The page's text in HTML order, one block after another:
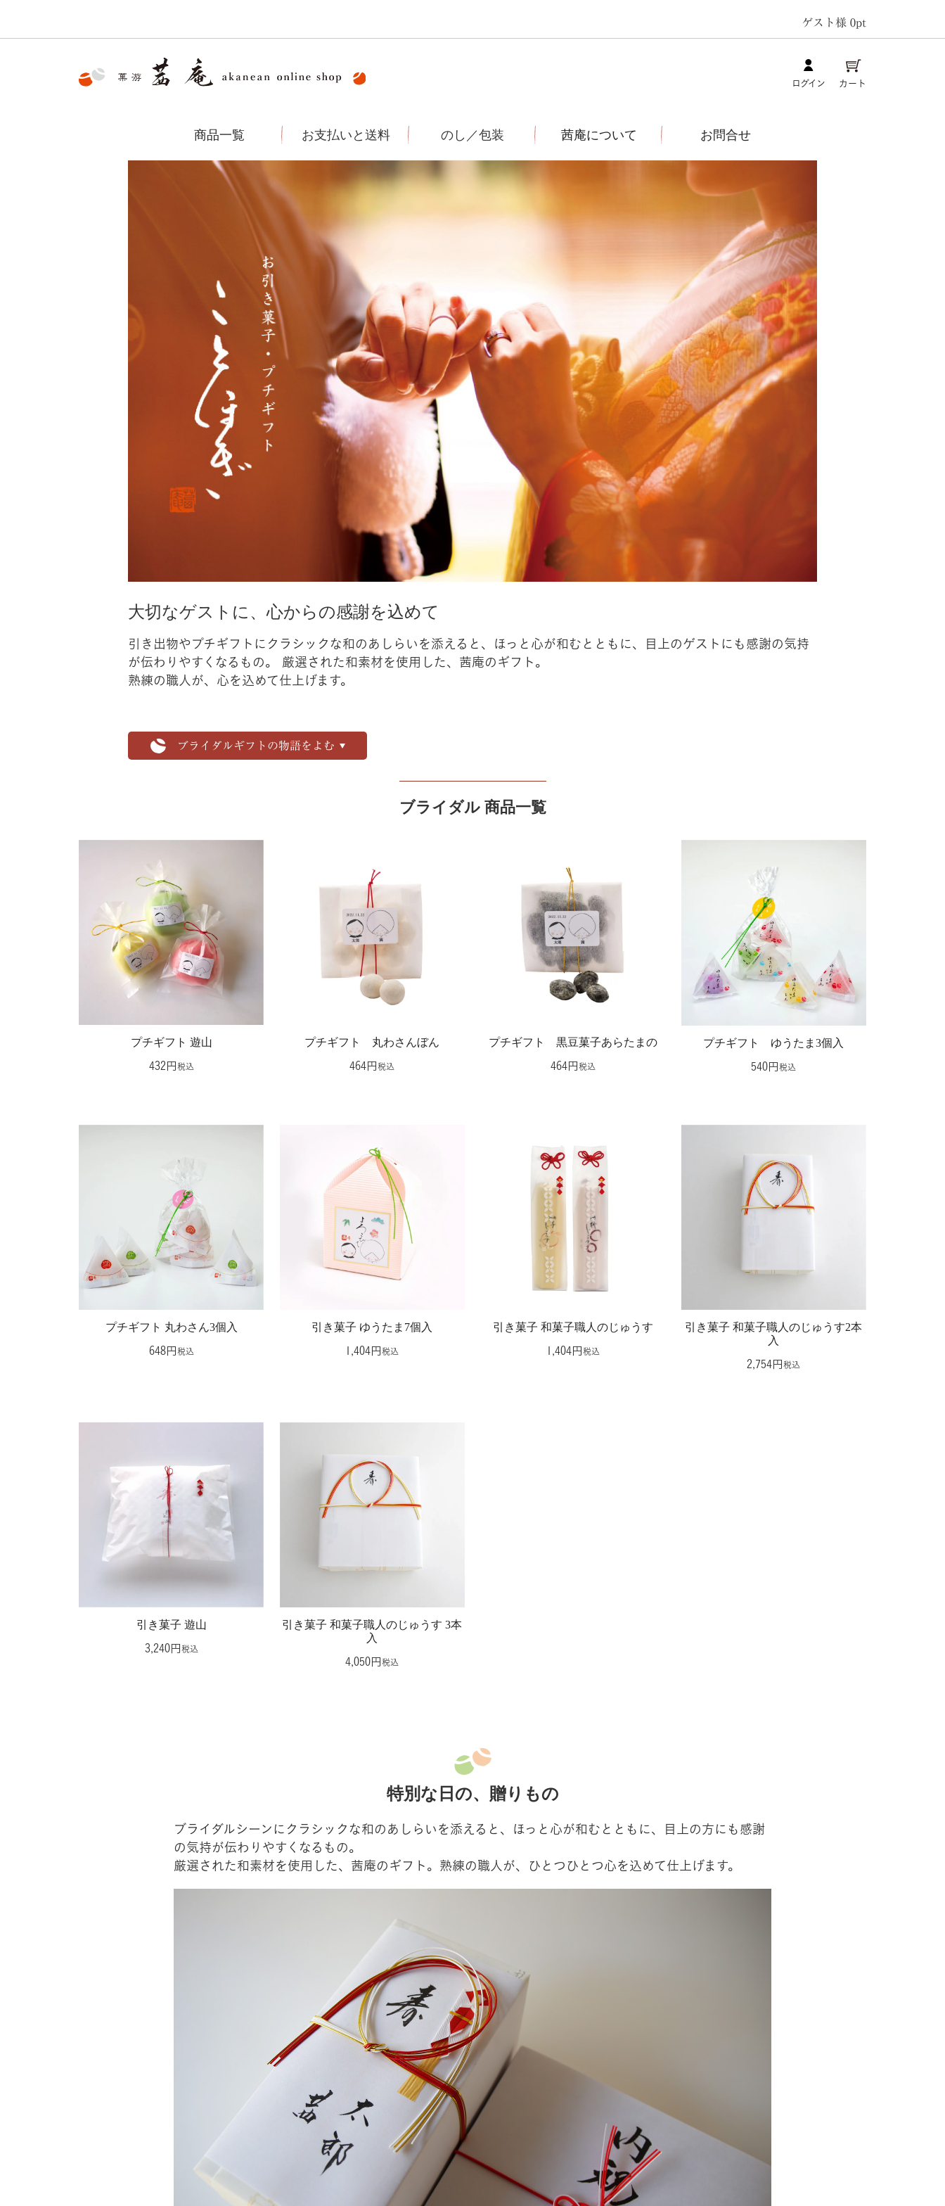
ゲスト様 0pt
ログイン カート
商品一覧 お支払いと送料 のし／包装 茜庵について お問合せ
大切なゲストに、心からの感謝を込めて
引き出物やプチギフトにクラシックな和のあしらいを添えると、ほっと心が和むとともに、目上のゲストにも感謝の気持
が伝わりやすくなるもの。 厳選された和素材を使用した、茜庵のギフト。
熟練の職人が、心を込めて仕上げます。
ブライダルギフトの物語をよむ
ブライダル 商品一覧
プチギフト 遊山
432 税込
プチギフト 丸わさんぼん
464 税込
プチギフト 黒豆菓子あらたまの
464 税込
プチギフト ゆうたま3個入
540 税込
プチギフト 丸わさん3個入
648 税込
引き菓子 ゆうたま7個入
1,404 税込
引き菓子 和菓子職人のじゅうす
1,404 税込
引き菓子 和菓子職人のじゅうす2本
入
2,754 税込
引き菓子 遊山
3,240 税込
引き菓子 和菓子職人のじゅうす 3本
入
4,050 税込
特別な日の、贈りもの
ブライダルシーンにクラシックな和のあしらいを添えると、ほっと心が和むとともに、目上の方にも感謝
の気持が伝わりやすくなるもの。
厳選された和素材を使用した、茜庵のギフト。熟練の職人が、ひとつひとつ心を込めて仕上げます。